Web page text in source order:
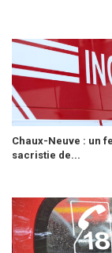
Chaux-Neuve : un
sacristie de...